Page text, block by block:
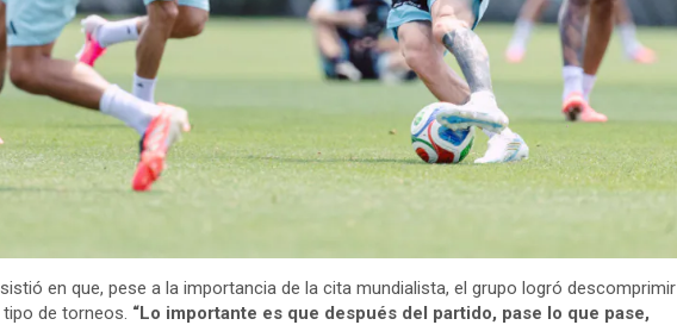
en que, pese a la importancia de la cita mundialista, el grupo logró descomprimir
de torneos. “Lo importante es que después del partido, pase lo que pase,